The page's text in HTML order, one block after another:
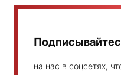
на нас в соцсетях,